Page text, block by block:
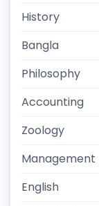
History
Bangla
Philosophy
Accounting
Zoology
Management
English